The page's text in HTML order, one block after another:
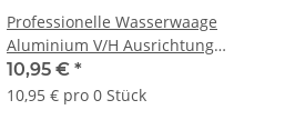
Professionelle Wasserwaage
Aluminium V/H Ausrichtung
Pulverbeschichtet 60cm
10,95 € *
10,95 € pro 0 Stück